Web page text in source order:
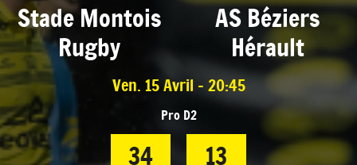
Stade Montois
Rugby
AS Béziers
Hérault
Ven. 15 Avril - 20:45
Pro D2
34 13